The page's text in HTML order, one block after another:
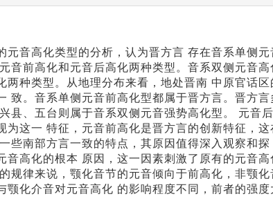
元音高化类型的分析，认为晋方言 存在音系单侧
音前高化和元音后高化两种类型。音系双侧元音
两种类型。从地理分布来看，地处晋南 中原官话
致。音系单侧元音前高化型都属于晋方言。晋方
县、五台则属于音系双侧元音强势高化型。 元音
为这一 特征，元音前高化是晋方言的创新特征，
些南部方言一致的特点，其原因值得深入观察和
音高化的根本 原因，这一因素刺激了原有的元音
规律来说，颚化音节的元音倾向于前高化，非颚
化介音对元音高化 的影响程度不同，前者的强度